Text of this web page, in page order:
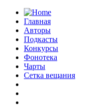
Главная
Авторы
Подкасты
Конкурсы
Фонотека
Чарты
Сетка вещания